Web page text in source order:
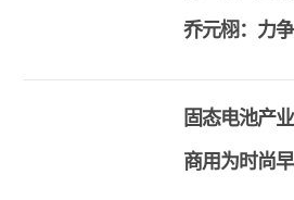
乔元栩：力
和合共生精神
固态电池产
商用为时尚早